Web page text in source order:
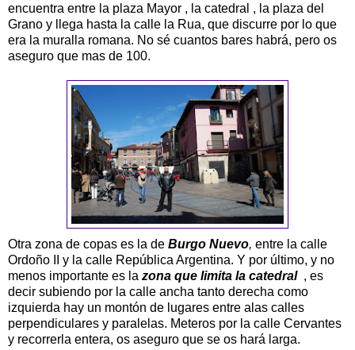
encuentra entre la plaza Mayor , la catedral , la plaza del
Grano y llega hasta la calle la Rua, que discurre por lo que
era la muralla romana. No sé cuantos bares habrá, pero os
aseguro que mas de 100.
Otra zona de copas es la de Burgo Nuevo, entre la calle
Ordoño II y la calle República Argentina. Y por último, y no
menos importante es la zona que limita la catedral, es
decir subiendo por la calle ancha tanto derecha como
izquierda hay un montón de lugares entre alas calles
perpendiculares y paralelas. Meteros por la calle Cervantes
y recorrerla entera, os aseguro que se os hará larga.